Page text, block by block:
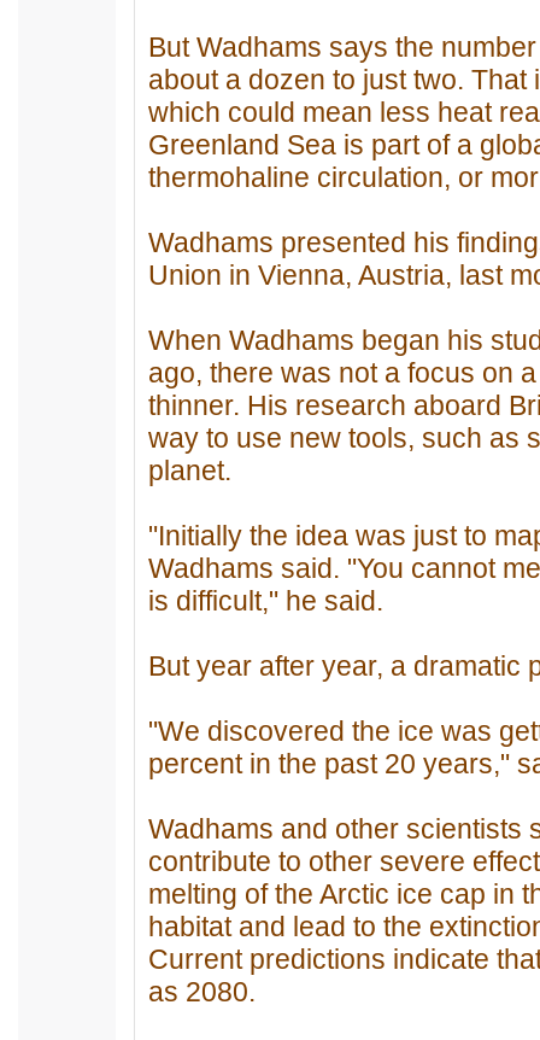
But Wadhams says the
about a dozen to just two.
which could mean less heat
Greenland Sea is part of a
thermohaline circulation, or
Wadhams presented his
Union in Vienna, Austria, last
When Wadhams began his
ago, there was not a focus on
thinner. His research aboard
way to use new tools, such as
planet.
"Initially the idea was just to
Wadhams said. "You cannot
is difficult," he said.
But year after year, a dramatic
"We discovered the ice was
percent in the past 20 years,"
Wadhams and other scientists
contribute to other severe
melting of the Arctic ice cap in
habitat and lead to the
Current predictions indicate
as 2080.